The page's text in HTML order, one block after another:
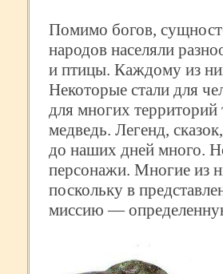
Помимо богов,
народов населяли
и птицы. Каждому из
Некоторые стали для
для многих
медведь. Легенд,
до наших дней много.
персонажи. Многие из
поскольку в
миссию —